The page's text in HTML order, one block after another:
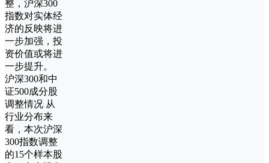
整，沪深300
指数对实体经
济的反映将进
一步加强，投
资价值或将进
一步提升。
沪深300和中
证500成分股
调整情况 从
行业分布来
看，本次沪深
300指数调整
的15个样本股